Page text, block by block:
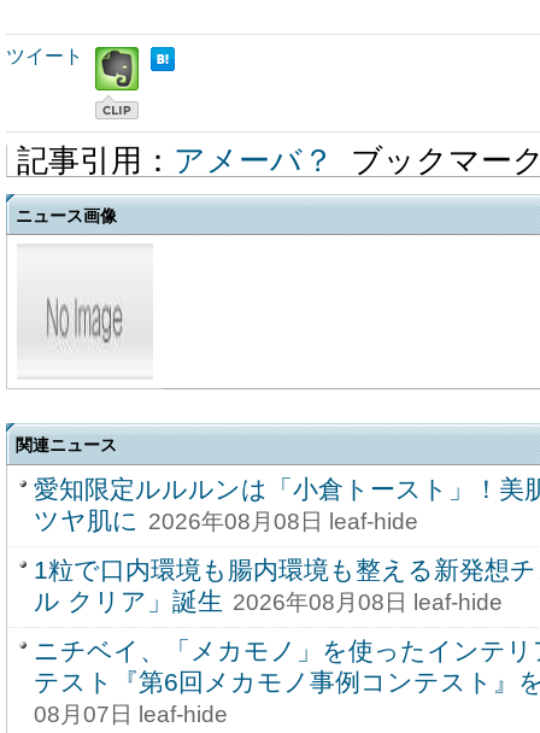
ツイート
記事引用： アメーバ？ ブックマー
ニュース画像
関連ニュース
愛知限定ルルルンは「小倉トースト」！美
ツヤ肌に 2026年08月08日 leaf-hide
1粒で口内環境も腸内環境も整える新発想
ル クリア」誕生 2026年08月08日 leaf-hide
ニチベイ、「メカモノ」を使ったインテ
テスト『第6回メカモノ事例コンテスト』
08月07日 leaf-hide